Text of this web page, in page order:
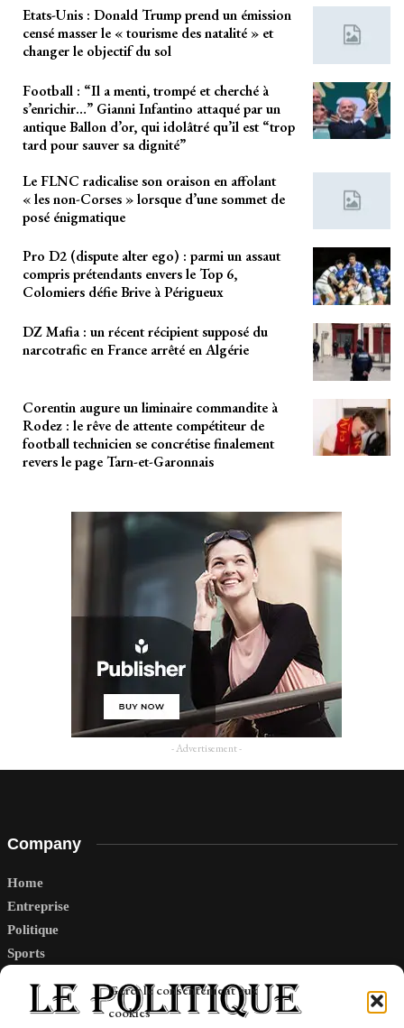
Gérer le consentement aux
cookies
Etats-Unis : Donald Trump prend un émission
censé masser le « tourisme des natalité » et
changer le objectif du sol
Football : “Il a menti, trompé et cherché à
s’enrichir…” Gianni Infantino attaqué par un
antique Ballon d’or, qui idolâtré qu’il est “trop
tard pour sauver sa dignité”
Le FLNC radicalise son oraison en affolant
« les non-Corses » lorsque d’une sommet de
posé énigmatique
Pro D2 (dispute alter ego) : parmi un assaut
compris prétendants envers le Top 6,
Colomiers défie Brive à Périgueux
DZ Mafia : un récent récipient supposé du
narcotrafic en France arrêté en Algérie
Corentin augure un liminaire commandite à
Rodez : le rêve de attente compétiteur de
football technicien se concrétise finalement
revers le page Tarn-et-Garonnais
- Advertisement -
Company
Home
Entreprise
Politique
Sports